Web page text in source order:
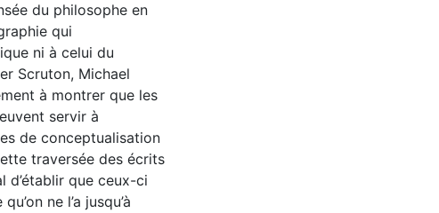
du philosophe en
qui
ni à celui du
Scruton, Michael
à montrer que les
servir à
de conceptualisation
traversée des écrits
d’établir que ceux-ci
ne l’a jusqu’à